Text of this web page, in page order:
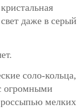
даже в серый
соло-кольца,
огромными
мелких